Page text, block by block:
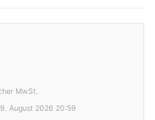
MwSt.
August 2026 20:59